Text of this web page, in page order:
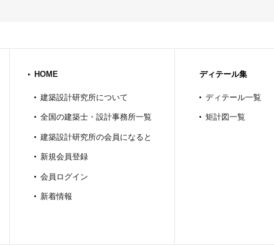
HOME
建築設計研究所について
全国の建築士・設計事務所一覧
建築設計研究所の会員になると
新規会員登録
会員ログイン
新着情報
ディテール集
ディテール一覧
矩計図一覧